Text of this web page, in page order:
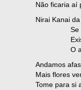
Não ficaria aí
Nirai Kanai
Se
O
Andamos
Mais flores
Tome para si